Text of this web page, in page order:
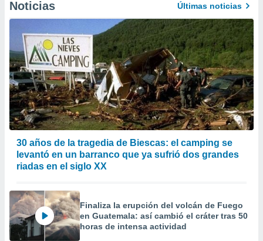
Noticias Últimas noticias
30 años de la tragedia de Biescas: el camping se
levantó en un barranco que ya sufrió dos grandes
riadas en el siglo XX
Finaliza la erupción del volcán de Fuego
en Guatemala: así cambió el cráter tras 50
horas de intensa actividad